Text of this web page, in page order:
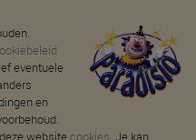
eventuele
en